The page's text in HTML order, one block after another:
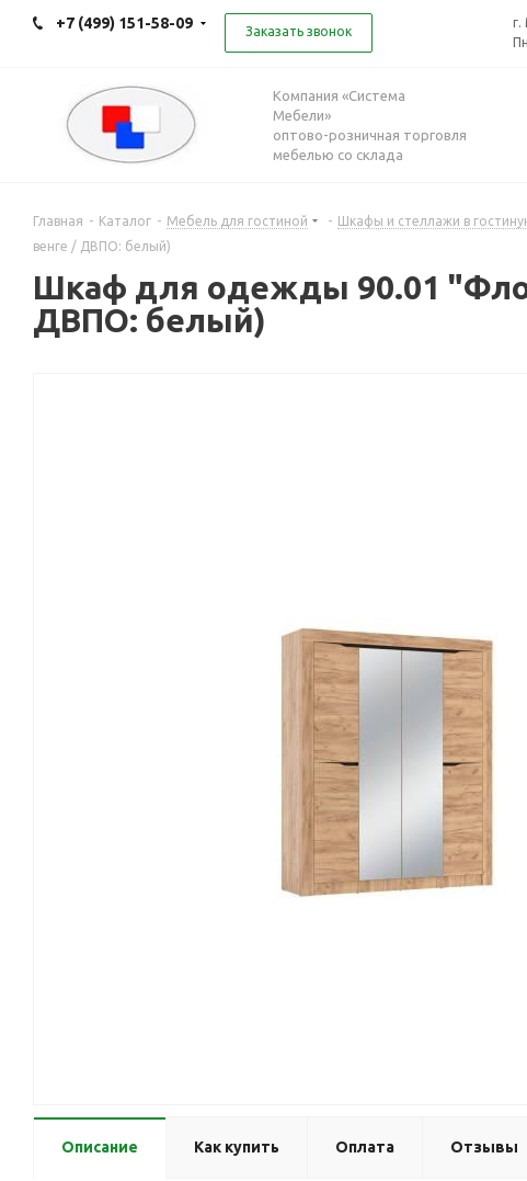
+7 (499) 151-58-09 Заказать звонок
г.
Компания «Система
Мебели»
оптово-розничная торговля
мебелью со склада
Главная - Каталог - Мебель для гостиной - Шкафы и стеллажи в
венге / ДВПО: белый)
Шкаф для одежды 90.01
ДВПО: белый)
Описание Как купить Оплата Отзывы